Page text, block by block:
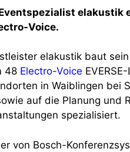
elakustik
Voice.
elakustik baut
48 Electro-Voice
in Waiblingen bei
auf die Planung und
spezialisiert.
von Bosch-